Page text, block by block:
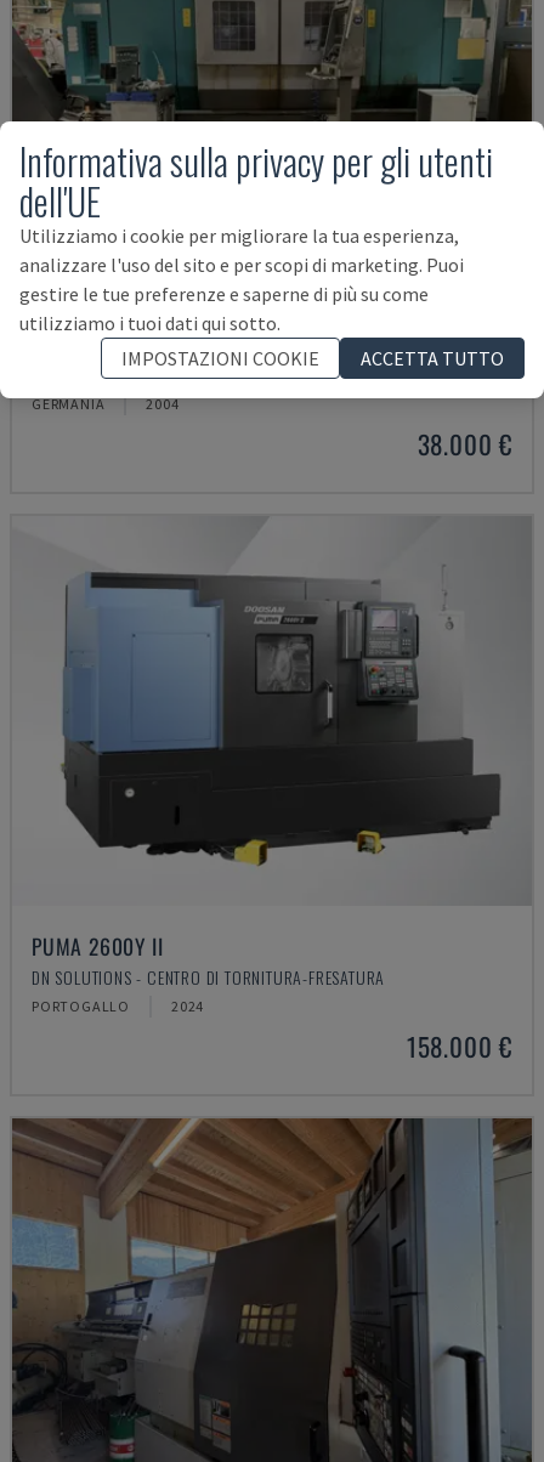
INDEX - CENTRO DI TORNITURA-FRESATURA
GERMANIA 2004
38.000 €
PUMA 2600Y II
DN SOLUTIONS - CENTRO DI TORNITURA-FRESATURA
PORTOGALLO 2024
158.000 €
Informativa sulla privacy per gli utenti
dell'UE
Utilizziamo i cookie per migliorare la tua esperienza,
analizzare l'uso del sito e per scopi di marketing. Puoi
gestire le tue preferenze e saperne di più su come
utilizziamo i tuoi dati qui sotto.
IMPOSTAZIONI COOKIE
ACCETTA TUTTO